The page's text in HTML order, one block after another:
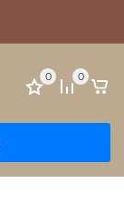
0 0